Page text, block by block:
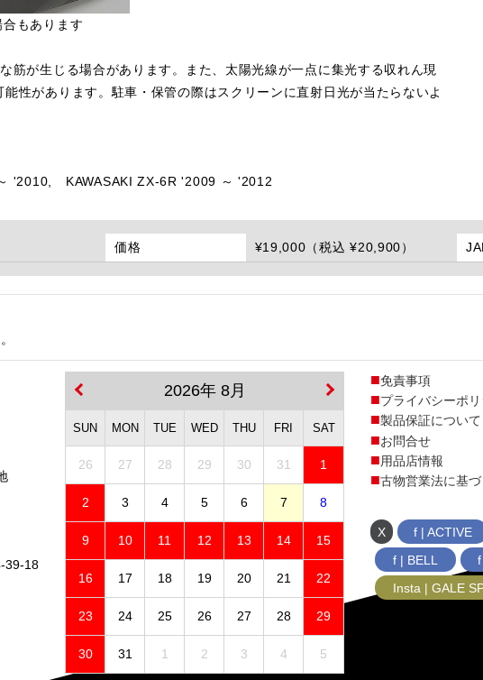
もあります
筋が生じる場合があります。また、太陽光線が一点に集光する収れん現
性があります。駐車・保管の際はスクリーンに直射日光が当たらないよ
'2010, KAWASAKI ZX-6R '2009 ～ '2012
価格 ¥19,000（税込 ¥20,900）
39-18
2026年 8月
SUN MON TUE WED THU FRI SAT
26 27 28 29 30 31 1
2 3 4 5 6 7 8
9 10 11 12 13 14 15
16 17 18 19 20 21 22
23 24 25 26 27 28 29
30 31 1 2 3 4 5
免責事項
プライバシーポ
製品保証について
お問合せ
用品店情報
古物営業法に基
X f | ACTIVE
f | BELL
Insta | GALE